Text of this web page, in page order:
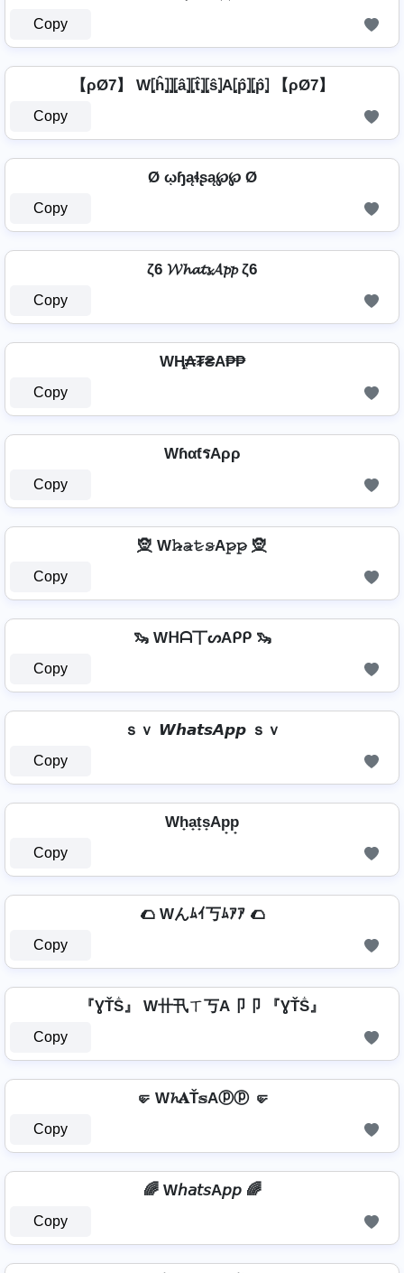
Copy
【ρØ7】 W⦏ĥ⦎⦎⦏â⦎⦏t̂⦎⦏ŝ⦎A⦏p̂⦎⦏p̂⦎ 【ρØ7】
Copy
Ø ῳɧąɬʂą℘℘ Ø
Copy
ζ6 𝓦𝓱𝓪𝓽𝓼𝓐𝓹𝓹 ζ6
Copy
WⱧ̼₳₮₴A₱₱
Copy
WɦαƭรAρρ
Copy
🧝 W𝚑̷̴𝚊̷𝚝̷𝚜̷A𝚙̷𝚙̷ 🧝
Copy
🦦 Wᕼᗩ丅ᔕAᑭᑭ 🦦
Copy
ｓｖ 𝙒𝙝𝙖𝙩𝙨𝘼𝙥𝙥 ｓｖ
Copy
Wh̟a̟t̟s̟Ap̟p̟
Copy
🌮 Wんﾑｲ丂ﾑｱｱ 🌮
Copy
『ƔŤṦ』 W卄卂ㄒ丂A卩卩 『ƔŤṦ』
Copy
🤛 W𝓱𝐀Ť𝕤Aⓟⓟ 🤛
Copy
🌈 W𝘩𝘢𝘵𝘴A𝘱𝘱 🌈
Copy